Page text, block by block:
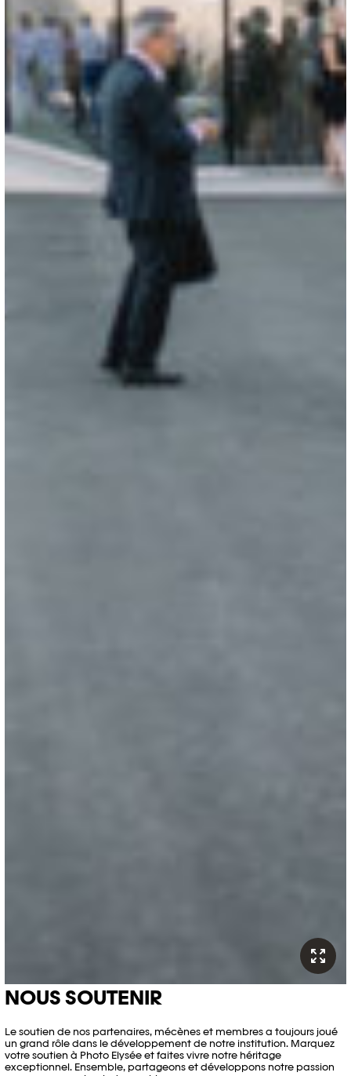
NOUS SOUTENIR
Le soutien de nos partenaires, mécènes et membres a toujours joué
un grand rôle dans le développement de notre institution. Marquez
votre soutien à Photo Elysée et faites vivre notre héritage
exceptionnel. Ensemble, partageons et développons notre passion